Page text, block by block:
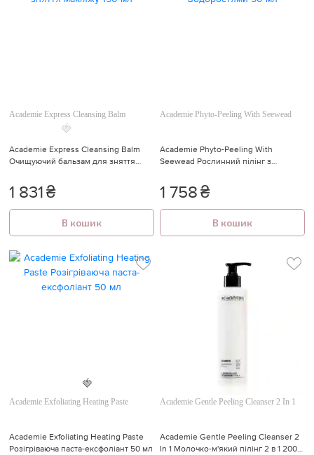
Academie Express Cleansing Balm
Academie Express Cleansing Balm
Очищуючий бальзам для зняття
1 831₴
В кошик
Academie Phyto-Peeling With Seewead
Academie Phyto-Peeling With
Seewead Рослинний пілінг з
1 758₴
В кошик
Academie Exfoliating Heating Paste
Academie Exfoliating Heating Paste
Розігріваюча паста-ексфоліант 50 мл
Academie Gentle Peeling Cleanser 2 In 1
Academie Gentle Peeling Cleanser 2
In 1 Молочко-м'який пілінг 2 в 1 200